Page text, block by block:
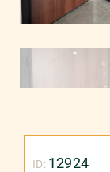
ID: 12924